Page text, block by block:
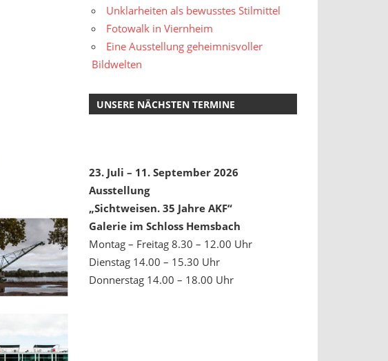
Unklarheiten als bewusstes Stilmittel
Fotowalk in Viernheim
Eine Ausstellung geheimnisvoller
Bildwelten
UNSERE NÄCHSTEN TERMINE
23. Juli – 11. September 2026
Ausstellung
„Sichtweisen. 35 Jahre AKF“
Galerie im Schloss Hemsbach
Montag – Freitag 8.30 – 12.00 Uhr
Dienstag 14.00 – 15.30 Uhr
Donnerstag 14.00 – 18.00 Uhr